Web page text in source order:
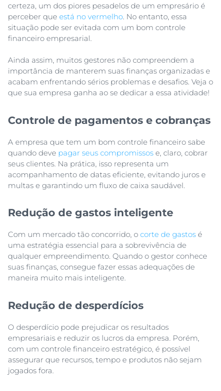
certeza, um dos piores pesadelos de um empresário é
perceber que está no vermelho . No entanto, essa
situação pode ser evitada com um bom controle
financeiro empresarial.
Ainda assim, muitos gestores não compreendem a
importância de manterem suas finanças organizadas e
acabam enfrentando sérios problemas e desafios. Veja o
que sua empresa ganha ao se dedicar a essa atividade!
Controle de pagamentos e cobranças
A empresa que tem um bom controle financeiro sabe
quando deve pagar seus compromissos e, claro, cobrar
seus clientes. Na prática, isso representa um
acompanhamento de datas eficiente, evitando juros e
multas e garantindo um fluxo de caixa saudável.
Redução de gastos inteligente
Com um mercado tão concorrido, o corte de gastos é
uma estratégia essencial para a sobrevivência de
qualquer empreendimento. Quando o gestor conhece
suas finanças, consegue fazer essas adequações de
maneira muito mais inteligente.
Redução de desperdícios
O desperdício pode prejudicar os resultados
empresariais e reduzir os lucros da empresa. Porém,
com um controle financeiro estratégico, é possível
assegurar que recursos, tempo e produtos não sejam
jogados fora.